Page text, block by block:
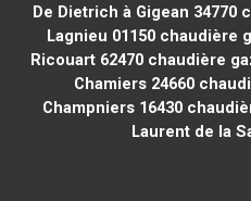
De Dietrich à Gigean 34770
Lagnieu 01150chaudière
Ricouart 62470 chaudière
Chamiers 24660
Champniers 16430
Laurent de la